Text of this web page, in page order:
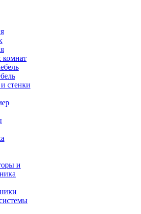
комнат
стенки
и